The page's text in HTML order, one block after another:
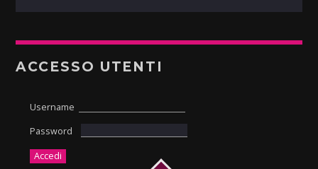
ACCESSO UTENTI
Username
Password